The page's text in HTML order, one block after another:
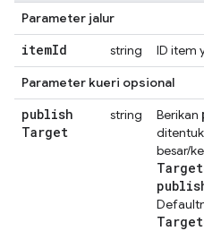
Parameter jalur
itemId string
ID item
Parameter kueri opsional
publish
Target
string Berikan
besar/